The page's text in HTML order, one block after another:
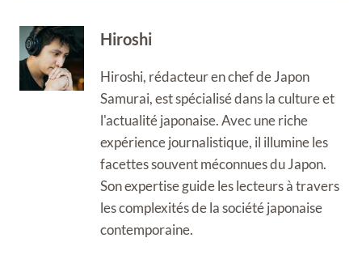
Hiroshi
Hiroshi, rédacteur en chef de Japon
Samurai, est spécialisé dans la culture et
l'actualité japonaise. Avec une riche
expérience journalistique, il illumine les
facettes souvent méconnues du Japon.
Son expertise guide les lecteurs à travers
les complexités de la société japonaise
contemporaine.